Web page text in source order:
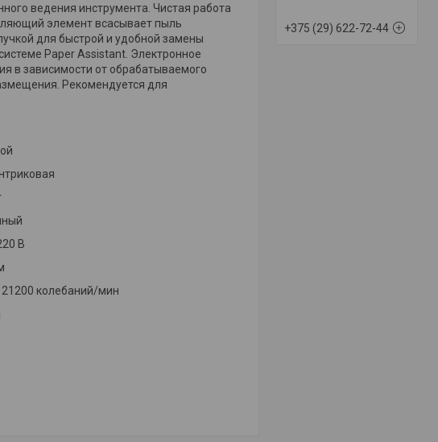
+375 (29) 622-72-44
ведения инструмента. Чистая работа
элемент всасывает пыль
для быстрой и удобной замены
Paper Assistant. Электронное
в зависимости от обрабатываемого
Рекомендуется для
В
21200 колебаний/мин